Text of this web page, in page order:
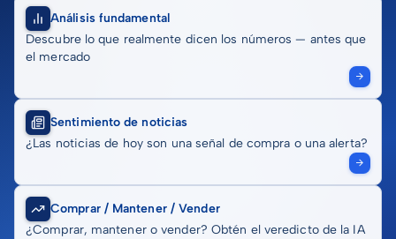
Análisis fundamental
Descubre lo que realmente dicen los números — antes que
el mercado
Sentimiento de noticias
¿Las noticias de hoy son una señal de compra o una alerta?
Comprar / Mantener / Vender
¿Comprar, mantener o vender? Obtén el veredicto de la IA